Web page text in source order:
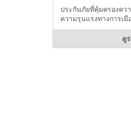
ประกันภัยที่คุ้มครองคว
ความรุนแรงทางการเมื
ดู